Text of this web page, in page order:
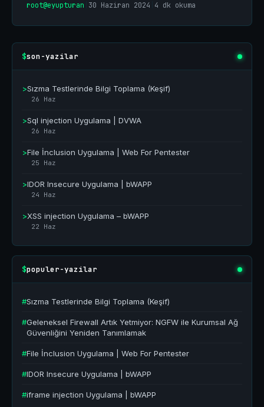
root@eyupturan 30 Haziran 2024 4 dk okuma
$son-yazilar
>Sızma Testlerinde Bilgi Toplama (Keşif)
26 Haz
>Sql injection Uygulama | DVWA
26 Haz
>File İnclusion Uygulama | Web For Pentester
25 Haz
>IDOR Insecure Uygulama | bWAPP
24 Haz
>XSS injection Uygulama – bWAPP
22 Haz
$populer-yazilar
#Sızma Testlerinde Bilgi Toplama (Keşif)
#Geleneksel Firewall Artık Yetmiyor: NGFW ile Kurumsal Ağ
Güvenliğini Yeniden Tanımlamak
#File İnclusion Uygulama | Web For Pentester
#IDOR Insecure Uygulama | bWAPP
#iframe injection Uygulama | bWAPP